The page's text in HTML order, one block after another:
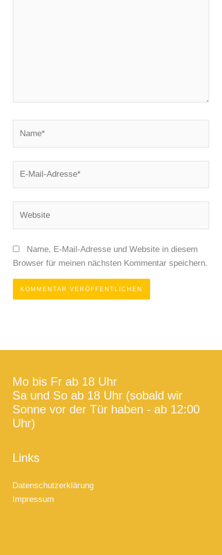
Name, E-Mail-Adresse und Website in diesem
Browser für meinen nächsten Kommentar speichern.
Mo bis Fr ab 18 Uhr
Sa und So ab 18 Uhr (sobald wir
Sonne vor der Tür haben - ab 12:00
Uhr)
Links
Datenschutzerklärung
Impressum